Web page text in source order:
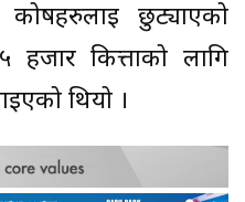
कोषहरुलाई छुट्याएको
कित्ताको लागि
थियो ।